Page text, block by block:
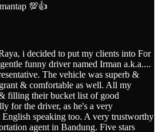
💯👍
i decided to put my clients into For
funny driver named Irman a.k.a....
The vehicle was superb &
& comfortable as well. All my
filling their bucket list of good
for the driver, as he's a very
speaking too. A very trustworthy
agent in Bandung. Five stars